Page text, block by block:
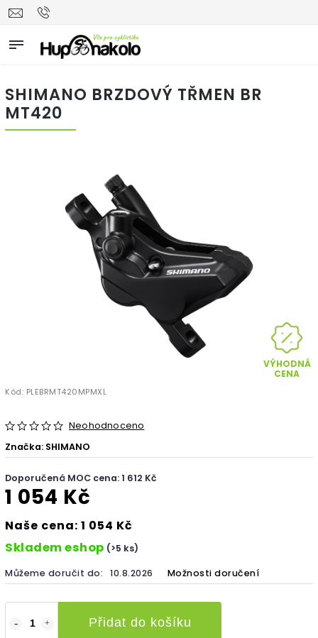
SHIMANO BRZDOVÝ TŘMEN BR
MT420
VÝHODNÁ
CENA
Kód: PLEBRMT420MPMXL
Neohodnoceno
Značka: SHIMANO
Doporučená MOC cena: 1 612 Kč
1 054 Kč
Naše cena: 1 054 Kč
Skladem eshop (>5 ks)
Můžeme doručit do: 10.8.2026 Možnosti doručení
Přidat do košíku